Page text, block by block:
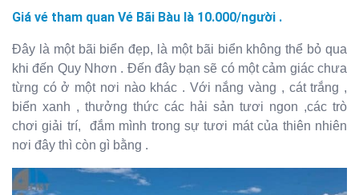
Giá vé tham quan Vé Bãi Bàu là 10.000/người .
Đây là một bãi biển đẹp, là một bãi biển không thể bỏ qua
khi đến Quy Nhơn . Đến đây bạn sẽ có một cảm giác chưa
từng có ở một nơi nào khác . Với nắng vàng , cát trắng ,
biển xanh , thưởng thức các hải sản tươi ngon ,các trò
chơi giải trí, đắm mình trong sự tươi mát của thiên nhiên
nơi đây thì còn gì bằng .